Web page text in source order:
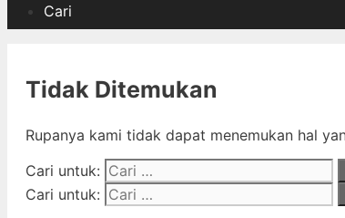
Cari
Tidak Ditemukan
Rupanya kami tidak dapat menemukan hal
Cari untuk:
Cari untuk: